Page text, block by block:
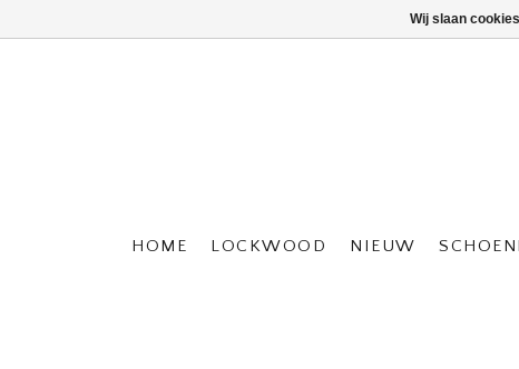
HOME LOCKWOOD NIEUW
Wij slaan